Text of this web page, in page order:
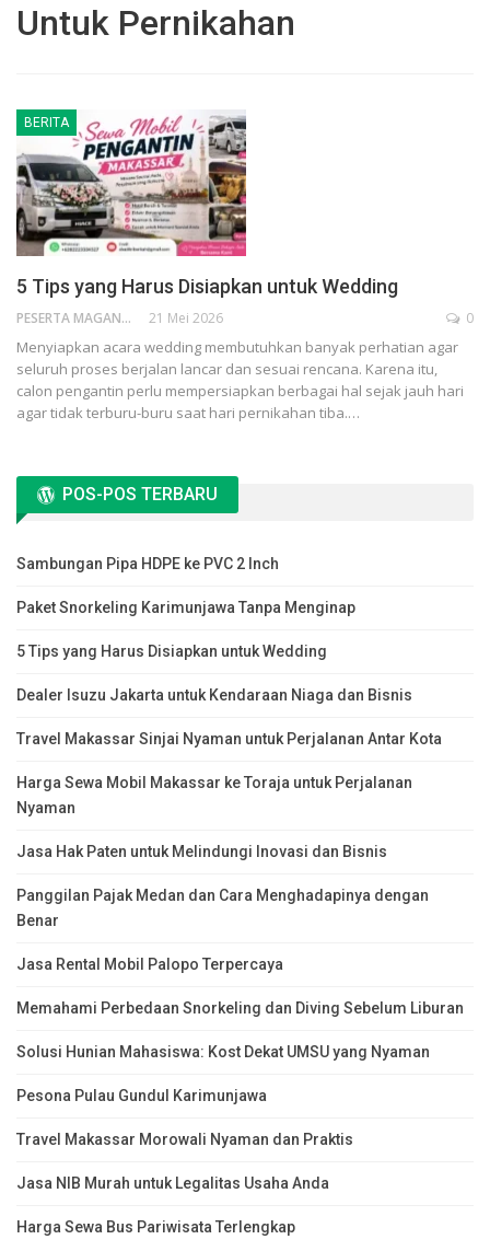
Untuk Pernikahan
BERITA
5 Tips yang Harus Disiapkan untuk Wedding
PESERTA MAGANG 21 Mei 2026 0
Menyiapkan acara wedding membutuhkan banyak perhatian agar
seluruh proses berjalan lancar dan sesuai rencana. Karena itu,
calon pengantin perlu mempersiapkan berbagai hal sejak jauh hari
agar tidak terburu-buru saat hari pernikahan tiba.…
POS-POS TERBARU
Sambungan Pipa HDPE ke PVC 2 Inch
Paket Snorkeling Karimunjawa Tanpa Menginap
5 Tips yang Harus Disiapkan untuk Wedding
Dealer Isuzu Jakarta untuk Kendaraan Niaga dan Bisnis
Travel Makassar Sinjai Nyaman untuk Perjalanan Antar Kota
Harga Sewa Mobil Makassar ke Toraja untuk Perjalanan
Nyaman
Jasa Hak Paten untuk Melindungi Inovasi dan Bisnis
Panggilan Pajak Medan dan Cara Menghadapinya dengan
Benar
Jasa Rental Mobil Palopo Terpercaya
Memahami Perbedaan Snorkeling dan Diving Sebelum Liburan
Solusi Hunian Mahasiswa: Kost Dekat UMSU yang Nyaman
Pesona Pulau Gundul Karimunjawa
Travel Makassar Morowali Nyaman dan Praktis
Jasa NIB Murah untuk Legalitas Usaha Anda
Harga Sewa Bus Pariwisata Terlengkap